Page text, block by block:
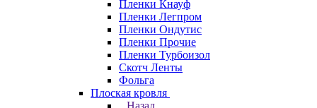
Пленки Кнауф
Пленки Легпром
Пленки Ондутис
Пленки Прочие
Пленки Турбоизол
Скотч Ленты
Фольга
Плоская кровля
Назад